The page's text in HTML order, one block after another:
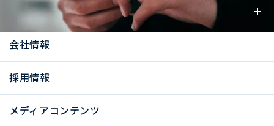
お知らせ
会社情報
採用情報
メディアコンテンツ